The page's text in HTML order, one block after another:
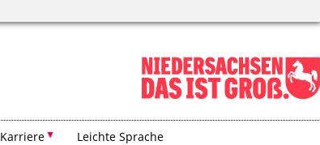
Karriere Leichte Sprache